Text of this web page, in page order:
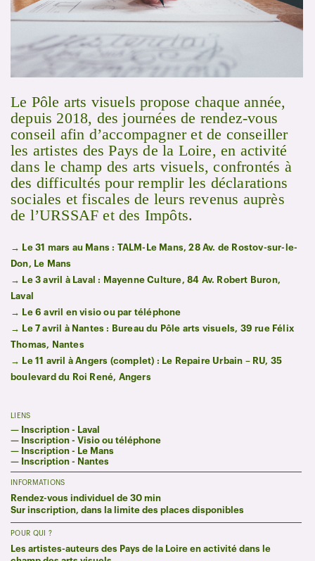
Le Pôle arts visuels propose chaque année,
depuis 2018, des journées de rendez-vous
conseil afin d’accompagner et de conseiller
les artistes des Pays de la Loire, en activité
dans le champ des arts visuels, confrontés à
des difficultés pour remplir les déclarations
sociales et fiscales de leurs revenus auprès
de l’URSSAF et des Impôts.
→ Le 31 mars au Mans : TALM-Le Mans,28 Av. de Rostov-sur-le-
Don, Le Mans
→ Le 3 avril à Laval : Mayenne Culture, 84 Av. Robert Buron,
Laval
→ Le 6 avril en visio ou par téléphone
→
Le 7 avril à Nantes : Bureau du Pôle arts visuels, 39 rue Félix
Thomas, Nantes
→
Le 11 avril à Angers (complet) : Le Repaire Urbain – RU, 35
boulevard du Roi René, Angers
LIENS
— Inscription - Laval
— Inscription - Visio ou téléphone
— Inscription - Le Mans
— Inscription - Nantes
INFORMATIONS
Rendez-vous individuel de 30 min
Sur inscription, dans la limite des places disponibles
POUR QUI ?
Les artistes-auteurs des Pays de la Loire en activité dans le